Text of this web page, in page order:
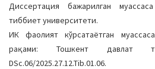
Диссертация бажарилган
тиббиет университети.
ИК фаолият кўрсатаётган
рақами: Тошкент давлат
DSc.06/2025.27.12.Tib.01.06.